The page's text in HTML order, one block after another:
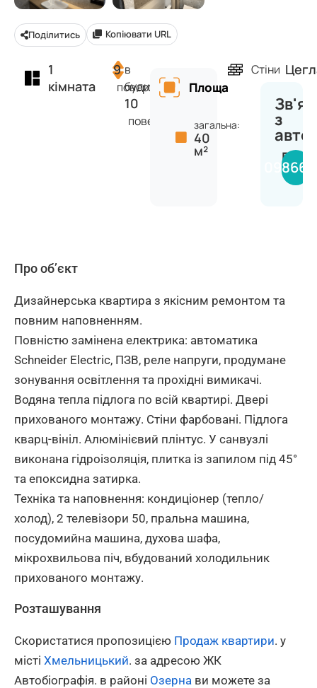
Поділитись Копіювати URL
1
кімната
9
поверх
в
будинку
10
поверхів
Площа
загальна:
40
м²
Стіни
з
Про об’єкт
Дизайнерська квартира з якісним ремонтом та
повним наповненням.
Повністю замінена електрика: автоматика
Schneider Electric, ПЗВ, реле напруги, продумане
зонування освітлення та прохідні вимикачі.
Водяна тепла підлога по всій квартирі. Двері
прихованого монтажу. Стіни фарбовані. Підлога
кварц-вініл. Алюмінієвий плінтус. У санвузлі
виконана гідроізоляція, плитка із запилом під 45°
та епоксидна затирка.
Техніка та наповнення: кондиціонер (тепло/
холод), 2 телевізори 50, пральна машина,
посудомийна машина, духова шафа,
мікрохвильова піч, вбудований холодильник
прихованого монтажу.
Розташування
Скористатися пропозицією Продаж квартири. у
місті Хмельницький. за адресою ЖК
Автобіографія. в районі Озерна ви можете за